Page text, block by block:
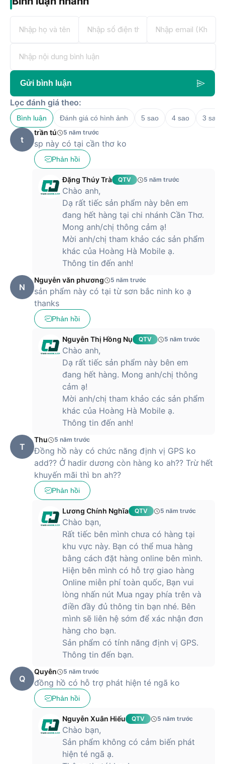
Gửi bình luận
Lọc đánh giá theo:
Bình luận Đánh giá có hình ảnh 5 sao 4 sao 3 sao
t
trần tú 5 năm trước
sp này có tại cần thơ ko
Phản hồi
Đặng Thúy Trà QTV 5 năm trước
Chào anh,
Dạ rất tiếc sản phẩm này bên em
đang hết hàng tại chi nhánh Cần Thơ.
Mong anh/chị thông cảm ạ!
Mời anh/chị tham khảo các sản phẩm
khác của Hoàng Hà Mobile ạ.
Thông tin đến anh!
N
Nguyễn văn phương 5 năm trước
sản phẩm này có tại từ sơn bắc ninh ko ạ
thanks
Phản hồi
Nguyễn Thị Hồng Nụ QTV 5 năm trước
Chào anh,
Dạ rất tiếc sản phẩm này bên em
đang hết hàng. Mong anh/chị thông
cảm ạ!
Mời anh/chị tham khảo các sản phẩm
khác của Hoàng Hà Mobile ạ.
Thông tin đến anh!
T
Thu 5 năm trước
Đồng hồ này có chức năng định vị GPS ko
add?? Ở hadir dương còn hàng ko ah?? Trừ hết
khuyến mãi thì bn ah??
Phản hồi
Lương Chính Nghĩa QTV 5 năm trước
Chào bạn,
Rất tiếc bên mình chưa có hàng tại
khu vực này. Bạn có thể mua hàng
bằng cách đặt hàng online bên mình.
Hiện bên mình có hỗ trợ giao hàng
Online miễn phí toàn quốc, Bạn vui
lòng nhấn nút Mua ngay phía trên và
điền đầy đủ thông tin bạn nhé. Bên
mình sẽ liên hệ sớm để xác nhận đơn
hàng cho bạn.
Sản phẩm có tính năng định vị GPS.
Thông tin đến bạn.
Q
Quyên 5 năm trước
đồng hồ có hỗ trợ phát hiện té ngã ko
Phản hồi
Nguyễn Xuân Hiếu QTV 5 năm trước
Chào bạn,
Sản phẩm không có cảm biến phát
hiện té ngã ạ.